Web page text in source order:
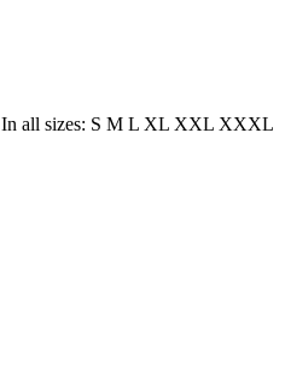
In all sizes: S M L XL XXL XXXL